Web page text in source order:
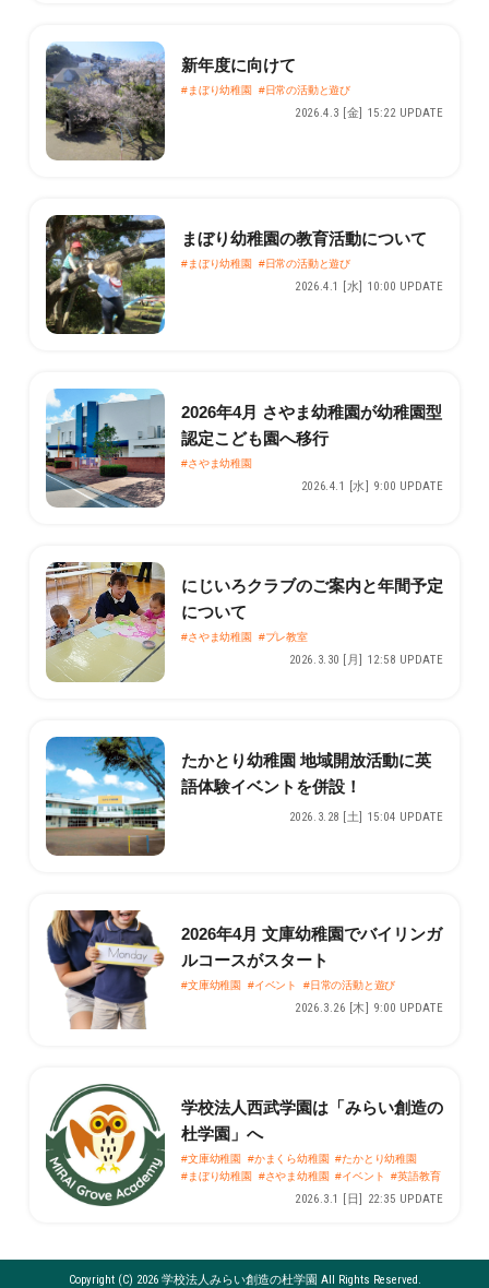
新年度に向けて
#まぼり幼稚園 #日常の活動と遊び
2026.4.3 [金] 15:22 UPDATE
まぼり幼稚園の教育活動について
#まぼり幼稚園 #日常の活動と遊び
2026.4.1 [水] 10:00 UPDATE
2026年4月 さやま幼稚園が幼稚園型
認定こども園へ移行
#さやま幼稚園
2026.4.1 [水] 9:00 UPDATE
にじいろクラブのご案内と年間予定
について
#さやま幼稚園 #プレ教室
2026.3.30 [月] 12:58 UPDATE
たかとり幼稚園 地域開放活動に英
語体験イベントを併設！
2026.3.28 [土] 15:04 UPDATE
2026年4月 文庫幼稚園でバイリンガ
ルコースがスタート
#文庫幼稚園 #イベント #日常の活動と遊び
2026.3.26 [木] 9:00 UPDATE
学校法人西武学園は「みらい創造の
杜学園」へ
#文庫幼稚園 #かまくら幼稚園 #たかとり幼稚園
#まぼり幼稚園
#さやま幼稚園 #イベント #英語教育
2026.3.1 [日] 22:35 UPDATE
Copyright (C) 2026 学校法人みらい創造の杜学園 All Rights Reserved.